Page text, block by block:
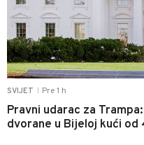
SVIJET Pre 1 h
Pravni udarac za
dvorane u Bijeloj kući